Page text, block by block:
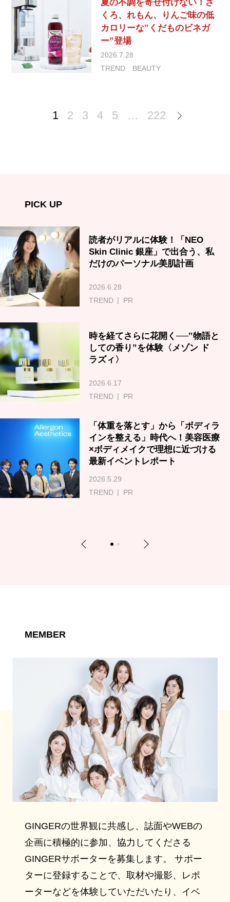
夏の不調を寄せ付けない！ざ
くろ、れもん、りんご味の低
カロリーな‟くだものビネガ
ー”登場
2026.7.28
TREND
BEAUTY
1 2 3 4 5 … 222
PICK UP
読者がリアルに体験！「NEO
Skin Clinic 銀座」で出合う、私
だけのパーソナル美肌計画
2026.6.28
TREND
PR
時を経てさらに花開く──‟物語と
しての香り”を体験〈メゾン ド
ラズィ〉
2026.6.17
TREND
PR
「体重を落とす」から「ボディラ
インを整える」時代へ！美容医療
×ボディメイクで理想に近づける
最新イベントレポート
2026.5.29
TREND
PR
Previous 1 2 Next
MEMBER
GINGERの世界観に共感し、誌面やWEBの
企画に積極的に参加、協力してくださる
GINGERサポーターを募集します。 サポー
ターに登録することで、取材や撮影、レポ
ーターなどを体験していただいたり、イベ